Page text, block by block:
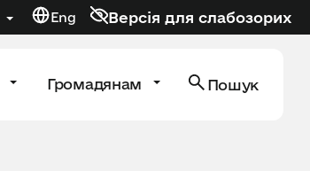
Eng Версія для слабозорих
Громадянам Пошук